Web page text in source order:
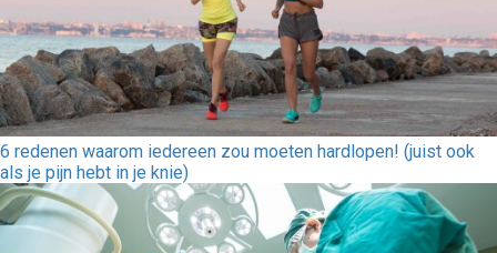
6 redenen waarom iedereen zou moeten hardlopen! (juist ook
als je pijn hebt in je knie)